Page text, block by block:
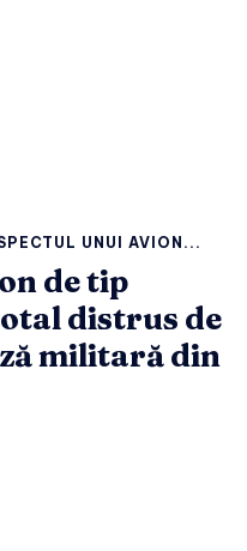
UNUI AVION...
de tip
distrus de
militară din